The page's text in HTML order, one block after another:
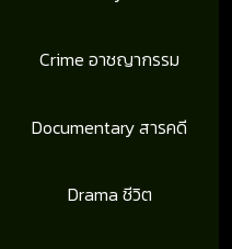
Crime อาชญากรรม
Documentary สารคดี
Drama ชีวิต